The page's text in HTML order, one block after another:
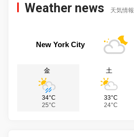
Weather news 天気情報
New York City
金
34°C
25°C
土
33°C
24°C